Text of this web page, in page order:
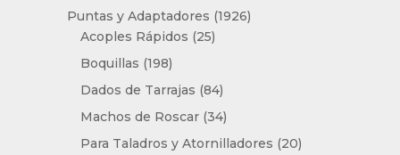
productos
Puntas y Adaptadores 19261926
Acoples Rápidos 2525
Boquillas 198198
productos
Dados de Tarrajas 8484
productos
Machos de Roscar 3434
productos
Para Taladros y Atornilladores 2020